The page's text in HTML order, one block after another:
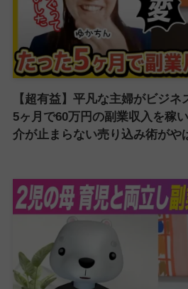
【超有益】平凡な主婦がビジ
5ヶ月で60万円の副業収入を稼
介が止まらない売り込み術がや